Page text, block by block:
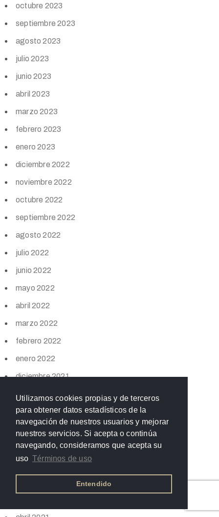
Utilizamos cookies propias y de terceros
para obtener datos estadísticos de la
navegación de nuestros usuarios y mejorar
nuestros servicios. Si acepta o continúa
navegando, consideramos que acepta su
uso Términos de uso
Entendido
octubre 2023
septiembre 2023
agosto 2023
julio 2023
junio 2023
abril 2023
marzo 2023
febrero 2023
enero 2023
diciembre 2022
noviembre 2022
octubre 2022
septiembre 2022
agosto 2022
julio 2022
junio 2022
mayo 2022
abril 2022
marzo 2022
febrero 2022
enero 2022
diciembre 2021
noviembre 2021
octubre 2021
septiembre 2021
agosto 2021
julio 2021